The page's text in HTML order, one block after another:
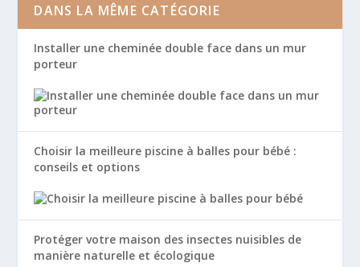
DANS LA MÊME CATÉGORIE
Installer une cheminée double face dans un mur
porteur
Choisir la meilleure piscine à balles pour bébé :
conseils et options
Protéger votre maison des insectes nuisibles de
manière naturelle et écologique